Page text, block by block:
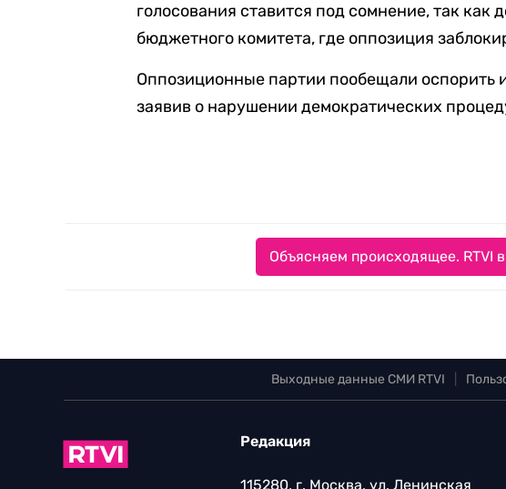
голосования ставится под сомнение, так как
бюджетного комитета, где оппозиция
Оппозиционные партии пообещали оспорить
заявив о нарушении демократических
Объясняем происходящее. RTVI
Выходные данные СМИ RTVI
Редакция
115280, г. Москва, ул. Ленинская